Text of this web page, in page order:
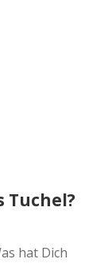
Tuchel?
hat Dich